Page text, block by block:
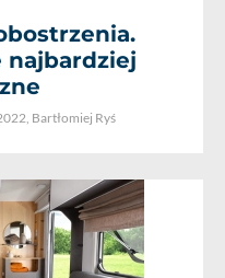
najbardziej
Bartłomiej Ryś